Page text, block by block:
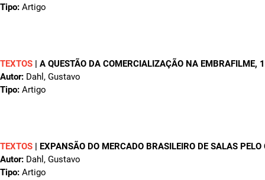
Tipo: Artigo
TEXTOS | A QUESTÃO DA COMERCIALIZAÇÃO NA EMBRAFILME,
Autor: Dahl, Gustavo
Tipo: Artigo
TEXTOS | EXPANSÃO DO MERCADO BRASILEIRO DE SALAS
Autor: Dahl, Gustavo
Tipo: Artigo